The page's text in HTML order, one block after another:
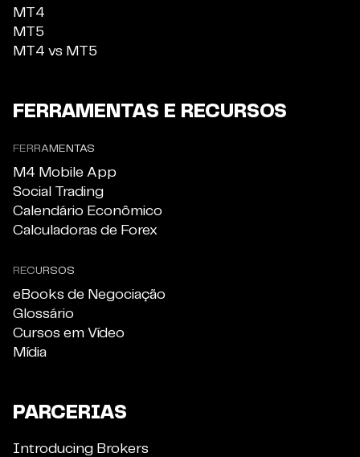
MT4
MT5
MT4 vs MT5
FERRAMENTAS E RECURSOS
FERRAMENTAS
M4 Mobile App
Social Trading
Calendário Econômico
Calculadoras de Forex
RECURSOS
eBooks de Negociação
Glossário
Cursos em Vídeo
Mídia
PARCERIAS
Introducing Brokers